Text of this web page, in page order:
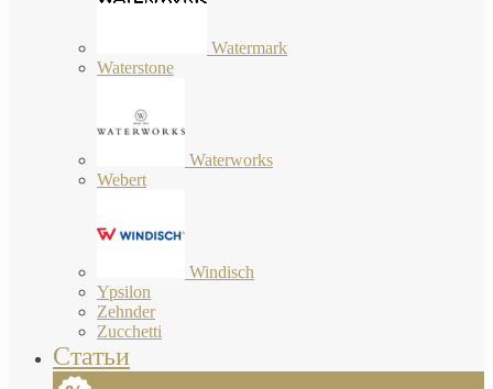
Watermark
Waterstone
Waterworks
Webert
Windisch
Ypsilon
Zehnder
Zucchetti
Статьи